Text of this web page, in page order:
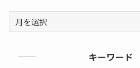
キーワード